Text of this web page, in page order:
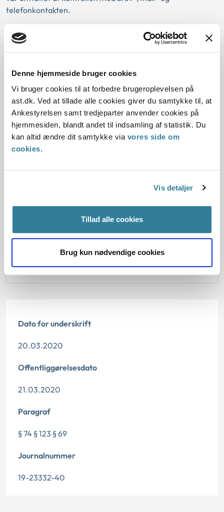
Denne hjemmeside bruger cookies
Vi bruger cookies til at forbedre brugeroplevelsen på
ast.dk. Ved at tillade alle cookies giver du samtykke til, at
Ankestyrelsen samt tredjeparter anvender cookies på
hjemmesiden, blandt andet til indsamling af statistik. Du
kan altid ændre dit samtykke via vores side om
cookies.
Vis detaljer
Tillad alle cookies
Brug kun nødvendige cookies
telefonkontakten.
Baggrund for at offentliggøre denne
principmeddelelse:
Gældende regler
Den konkrete afgørelse, der dannede grundlag for
Den konkrete afgørelse, der dannede grundlag for
den tidligere principmeddelelse
Dato for underskrift
20.03.2020
Offentliggørelsesdato
21.03.2020
Paragraf
§ 74 § 123 § 69
Journalnummer
19-23332-40